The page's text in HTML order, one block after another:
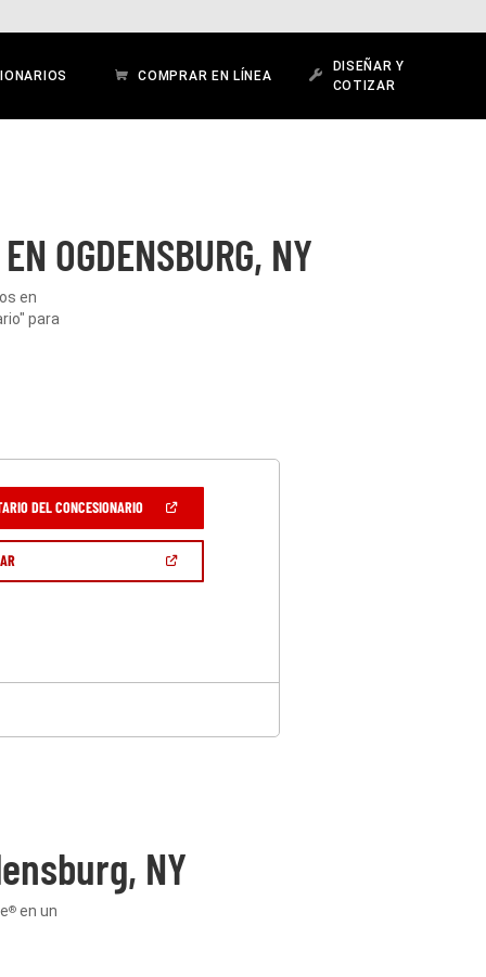
COMPRAR EN LÍNEA
DISEÑAR Y
COTIZAR
OGDENSBURG, NY
en
para
DEL CONCESIONARIO(ABRIR
UNA
VENTANA
NUEVA)
(ABRIR
NY
®en un